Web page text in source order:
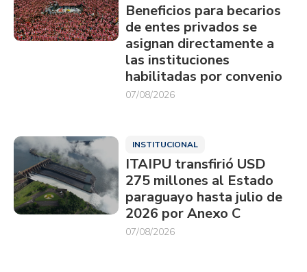
Beneficios para becarios
de entes privados se
asignan directamente a
las instituciones
habilitadas por convenio
07/08/2026
INSTITUCIONAL
ITAIPU transfirió USD
275 millones al Estado
paraguayo hasta julio de
2026 por Anexo C
07/08/2026